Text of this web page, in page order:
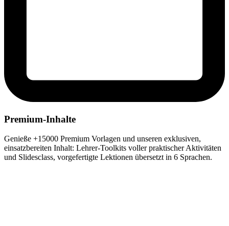
Premium-Inhalte
Genieße +15000 Premium Vorlagen und unseren exklusiven,
einsatzbereiten Inhalt: Lehrer-Toolkits voller praktischer Aktivitäten
und Slidesclass, vorgefertigte Lektionen übersetzt in 6 Sprachen.